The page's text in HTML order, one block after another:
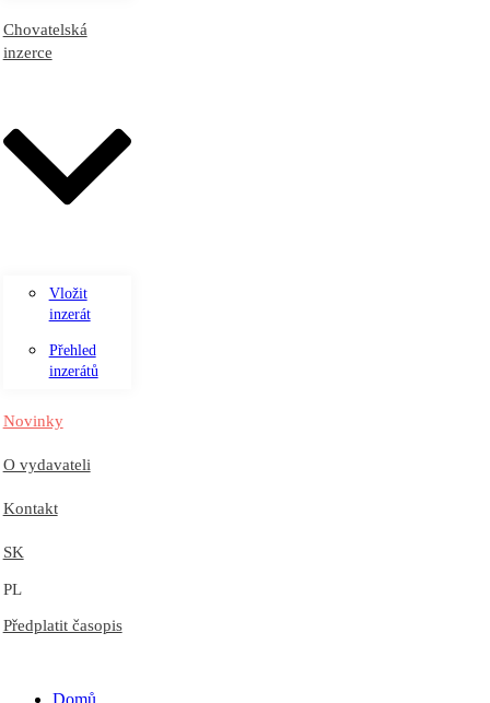
Chovatelská
inzerce
Vložit
inzerát
Přehled
inzerátů
Novinky
O vydavateli
Kontakt
SK
PL
Předplatit časopis
Domů